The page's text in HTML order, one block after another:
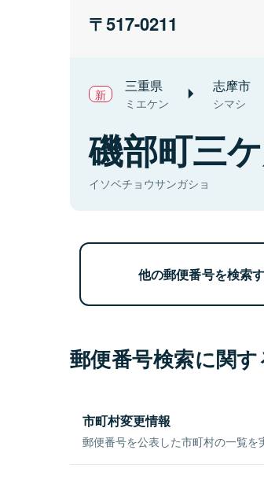
517-0211
三重県
ミエケン
志摩市
シマシ
磯部町三
イソベチョウサンガショ
他の郵便番号を検索
郵便番号検索に関
市町村変更情報
郵便番号を公表した市町村の一覧を